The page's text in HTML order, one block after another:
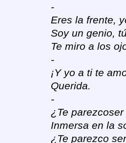
-
Eres la frente,
Soy un genio,
Te miro a los
-
¡Y yo a ti te
Querida.
-
¿Te
Inmersa en la
¿Te parezco